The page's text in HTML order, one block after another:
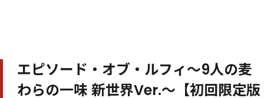
エピソード・オブ・ルフィ～9人の麦
わらの一味 新世界Ver.～【初回限定版